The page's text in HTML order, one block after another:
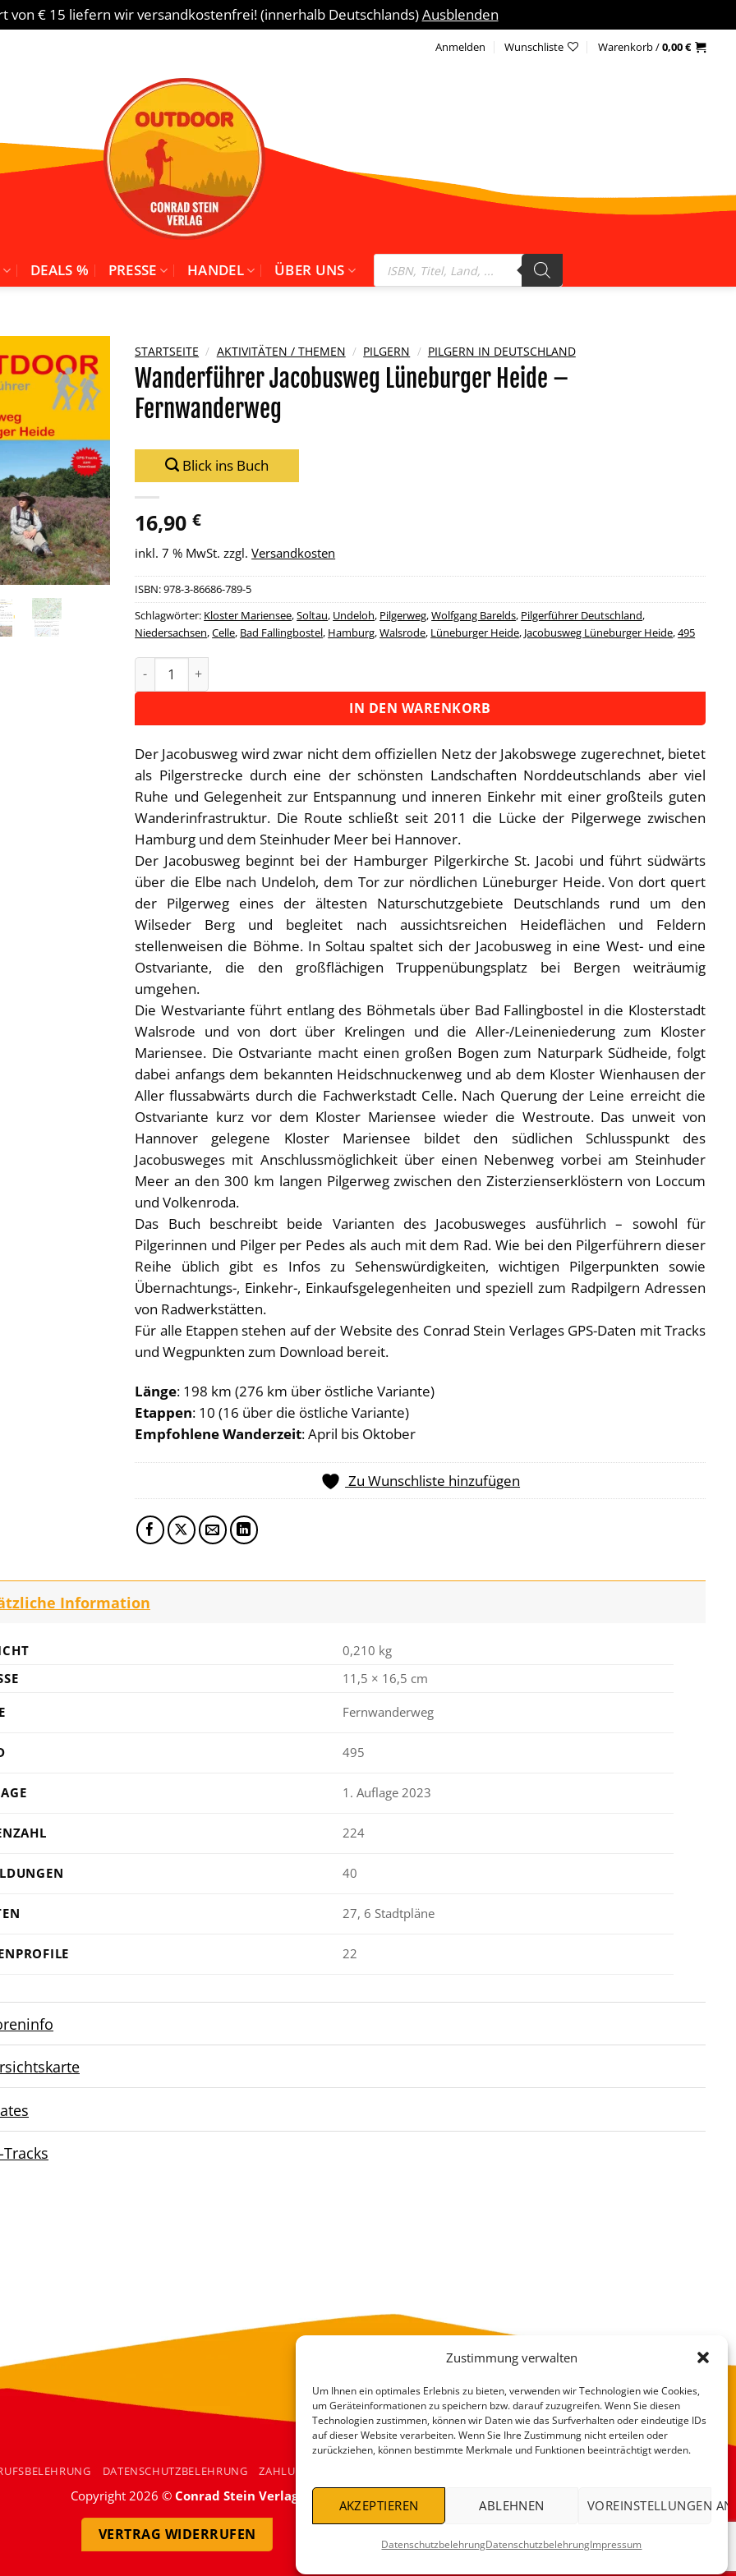
Zustimmung verwalten
Um Ihnen ein optimales Erlebnis zu bieten, verwenden wir Technologien wie Cookies,
um Geräteinformationen zu speichern bzw. darauf zuzugreifen. Wenn Sie diesen
Technologien zustimmen, können wir Daten wie das Surfverhalten oder eindeutige IDs
auf dieser Website verarbeiten. Wenn Sie Ihre Zustimmung nicht erteilen oder
zurückziehen, können bestimmte Merkmale und Funktionen beeinträchtigt werden.
AKZEPTIEREN ABLEHNEN VOREINSTELLUNGEN
DatenschutzbelehrungDatenschutzbelehrungImpressum
von € 15 liefern wir versandkostenfrei! (innerhalb Deutschlands)Ausblenden
Anmelden Wunschliste Warenkorb /0,00€
DEALS % PRESSE HANDEL ÜBER UNS
Products
search
Zu
Wunschliste
hinzufügen
STARTSEITE / AKTIVITÄTEN / THEMEN / PILGERN / PILGERN IN DEUTSCHLAND
Wanderführer Jacobusweg Lüneburger Heide –
Fernwanderweg
Blick ins Buch
16,90€
inkl. 7 % MwSt. zzgl.Versandkosten
ISBN:978-3-86686-789-5
Schlagwörter: Kloster Mariensee,Soltau, Undeloh, Pilgerweg,Wolfgang Barelds, Pilgerführer Deutschland,
Niedersachsen,Celle, Bad Fallingbostel, Hamburg,Walsrode, Lüneburger Heide, Jacobusweg Lüneburger Heide,495
Wanderführer Jacobusweg Lüneburger Heide - Fernwanderweg Menge
IN DEN WARENKORB
Alternative:
Der Jacobusweg wird zwar nicht dem offiziellen Netz der Jakobswege zugerechnet, bietet
als Pilgerstrecke durch eine der schönsten Landschaften Norddeutschlands aber viel
Ruhe und Gelegenheit zur Entspannung und inneren Einkehr mit einer großteils guten
Wanderinfrastruktur. Die Route schließt seit 2011 die Lücke der Pilgerwege zwischen
Hamburg und dem Steinhuder Meer bei Hannover.
Der Jacobusweg beginnt bei der Hamburger Pilgerkirche St. Jacobi und führt südwärts
über die Elbe nach Undeloh, dem Tor zur nördlichen Lüneburger Heide. Von dort quert
der Pilgerweg eines der ältesten Naturschutzgebiete Deutschlands rund um den
Wilseder Berg und begleitet nach aussichtsreichen Heideflächen und Feldern
stellenweisen die Böhme. In Soltau spaltet sich der Jacobusweg in eine West- und eine
Ostvariante, die den großflächigen Truppenübungsplatz bei Bergen weiträumig
umgehen.
Die Westvariante führt entlang des Böhmetals über Bad Fallingbostel in die Klosterstadt
Walsrode und von dort über Krelingen und die Aller-/Leineniederung zum Kloster
Mariensee. Die Ostvariante macht einen großen Bogen zum Naturpark Südheide, folgt
dabei anfangs dem bekannten Heidschnuckenweg und ab dem Kloster Wienhausen der
Aller flussabwärts durch die Fachwerkstadt Celle. Nach Querung der Leine erreicht die
Ostvariante kurz vor dem Kloster Mariensee wieder die Westroute. Das unweit von
Hannover gelegene Kloster Mariensee bildet den südlichen Schlusspunkt des
Jacobusweges mit Anschlussmöglichkeit über einen Nebenweg vorbei am Steinhuder
Meer an den 300 km langen Pilgerweg zwischen den Zisterzienserklöstern von Loccum
und Volkenroda.
Das Buch beschreibt beide Varianten des Jacobusweges ausführlich – sowohl für
Pilgerinnen und Pilger per Pedes als auch mit dem Rad. Wie bei den Pilgerführern dieser
Reihe üblich gibt es Infos zu Sehenswürdigkeiten, wichtigen Pilgerpunkten sowie
Übernachtungs-, Einkehr-, Einkaufsgelegenheiten und speziell zum Radpilgern Adressen
von Radwerkstätten.
Für alle Etappen stehen auf der Website des Conrad Stein Verlages GPS-Daten mit Tracks
und Wegpunkten zum Download bereit.
Länge: 198 km (276 km über östliche Variante)
Etappen: 10 (16 über die östliche Variante)
Empfohlene Wanderzeit: April bis Oktober
Zu Wunschliste hinzufügen
Information
0,210 kg
11,5 × 16,5 cm
Fernwanderweg
495
1. Auflage 2023
224
40
27, 6 Stadtpläne
22
Tracks
DATENSCHUTZBELEHRUNG ZAHLUNGSARTEN
Copyright 2026 © Conrad Stein Verlag
VERTRAG WIDERRUFEN